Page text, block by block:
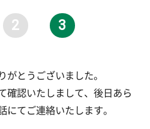
ス彩誉
ソフト）
ハード）
32-0850
2 3
がとうございました。
確認いたしまして、 後日あら
にてご連絡いたします。